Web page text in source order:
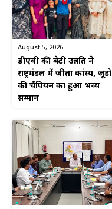
August 5, 2026
डीएवी की बेटी उन्नति ने
राष्ट्रमंडल में जीता कांस्य, जूडो
की चैंपियन का हुआ भव्य
सम्मान